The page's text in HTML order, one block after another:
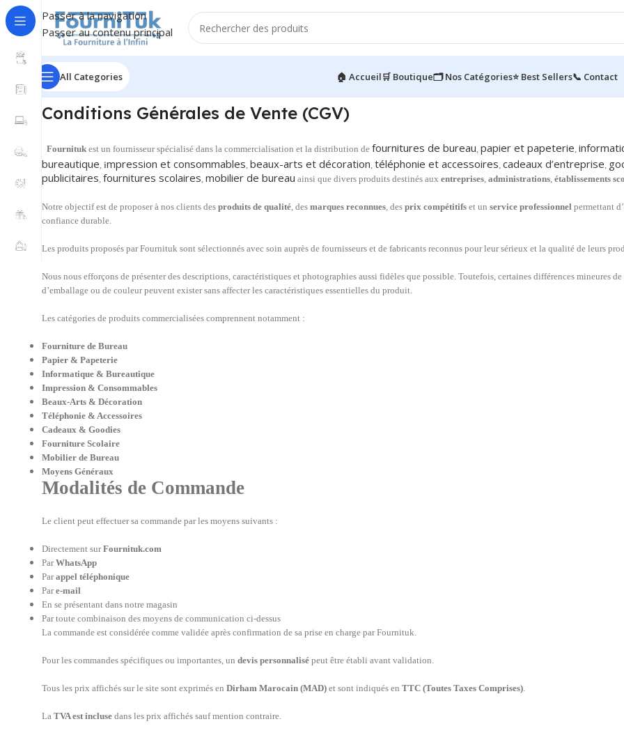
Passer à la navigation
Passer au contenu principal
All Categories 🏠 Accueil🛒 Boutique🗂️ Nos Catégories⭐ Best Sellers📞 Contact
Conditions Générales de Vente (CGV)
Fournituk est un fournisseur spécialisé dans la commercialisation et la distribution de fournitures de bureau, papier et papeterie,
bureautique, impression et consommables, beaux-arts et décoration, téléphonie et accessoires, cadeaux d’entreprise,
publicitaires, fournitures scolaires, mobilier de bureau ainsi que divers produits destinés aux entreprises, administrations, établissements
Notre objectif est de proposer à nos clients des produits de qualité, des marques reconnues, des prix compétitifs et un service professionnel permettant
confiance durable.
Les produits proposés par Fournituk sont sélectionnés avec soin auprès de fournisseurs et de fabricants reconnus pour leur sérieux et la qualité de leurs
Nous nous efforçons de présenter des descriptions, caractéristiques et photographies aussi fidèles que possible. Toutefois, certaines différences mineures
d’emballage ou de couleur peuvent exister sans affecter les caractéristiques essentielles du produit.
Les catégories de produits commercialisées comprennent notamment :
Fourniture de Bureau
Papier & Papeterie
Informatique & Bureautique
Impression & Consommables
Beaux-Arts & Décoration
Téléphonie & Accessoires
Cadeaux & Goodies
Fourniture Scolaire
Mobilier de Bureau
Moyens Généraux
Modalités de Commande
Le client peut effectuer sa commande par les moyens suivants :
Directement surFournituk.com
ParWhatsApp
Parappel téléphonique
Pare-mail
En se présentant dans notre magasin
Par toute combinaison des moyens de communication ci-dessus
La commande est considérée comme validée après confirmation de sa prise en charge par Fournituk.
Pour les commandes spécifiques ou importantes, un devis personnalisé peut être établi avant validation.
Tous les prix affichés sur le site sont exprimés en Dirham Marocain (MAD) et sont indiqués en TTC (Toutes Taxes Comprises).
La TVA est incluse dans les prix affichés sauf mention contraire.